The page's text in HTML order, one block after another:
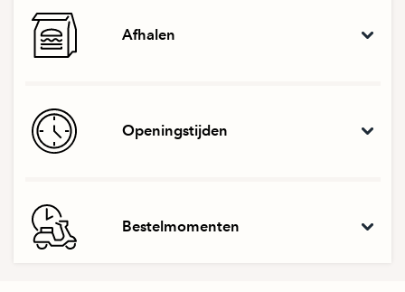
Afhalen
Openingstijden
Bestelmomenten